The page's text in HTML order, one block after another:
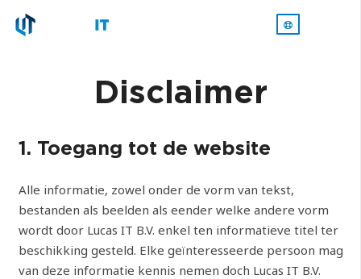
Disclaimer
1. Toegang tot de website
Alle informatie, zowel onder de vorm van tekst,
bestanden als beelden als eender welke andere vorm
wordt door Lucas IT B.V. enkel ten informatieve titel ter
beschikking gesteld. Elke geïnteresseerde persoon mag
van deze informatie kennis nemen doch Lucas IT B.V.